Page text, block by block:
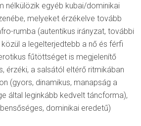
nélkülözik egyéb kubai/dominikai
melyeket érzékelve tovább
rumba (autentikus irányzat, további
a legelterjedtebb a nő és férfi
fűtöttséget is megjelenítő
érzéki, a salsától eltérő ritmikában
(gyors, dinamikus, manapság a
által leginkább kedvelt táncforma),
dominikai eredetű)